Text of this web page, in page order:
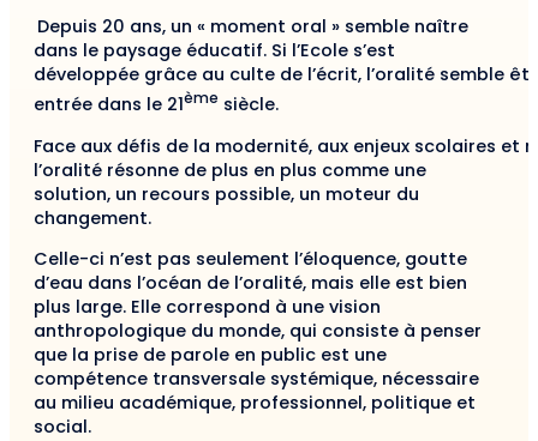
Depuis 20 ans, un « moment oral » semble naître
dans le paysage éducatif. Si l’Ecole s’est
développée grâce au culte de l’écrit, l’oralité semble
entrée dans le 21ème siècle.
Face aux défis de la modernité, aux enjeux scolaires et
l’oralité résonne de plus en plus comme une
solution, un recours possible, un moteur du
changement.
Celle-ci n’est pas seulement l’éloquence, goutte
d’eau dans l’océan de l’oralité, mais elle est bien
plus large. Elle correspond à une vision
anthropologique du monde, qui consiste à penser
que la prise de parole en public est une
compétence transversale systémique, nécessaire
au milieu académique, professionnel, politique et
social.